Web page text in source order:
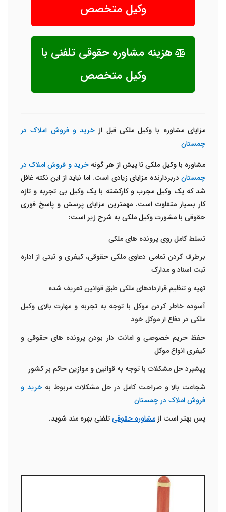
وکیل متخصص
هزینه مشاوره حقوقی تلفنی با
وکیل متخصص
مزایای مشاوره با وکیل ملکی قبل از خرید و فروش املاک در
چمستان
مشاوره با وکیل ملکی تا پیش از هر گونهخرید و فروش املاک در
چمستان دربردارنده مزایای زیادی است. اما نباید از این نکته غافل
شد که یک وکیل مجرب و کارکشته با یک وکیل بی تجربه و تازه
کار بسیار متفاوت است. مهمترین مزایای پرسش و پاسخ فوری
حقوقی با مشورت وکیل ملکی به شرح زیر است:
تسلط کامل روی پرونده های ملکی
برطرف کردن تمامی دعاوی ملکی حقوقی، کیفری و ثبتی از اداره
ثبت اسناد و مدارک
تهیه و تنظیم قراردادهای ملکی طبق قوانین تعریف شده
آسوده خاطر کردن موکل با توجه به تجربه و مهارت بالای وکیل
ملکی در دفاع از موکل خود
حفظ حریم خصوصی و امانت دار بودن پرونده های حقوقی و
کیفری انواع موکل
پیشبرد حل مشکلات با توجه به قوانین و موازین حاکم بر کشور
شجاعت بالا و صراحت کامل در حل مشکلات مربوط بهخرید و
فروش املاک در چمستان
پس بهتر است از مشاوره حقوقیتلفنی بهره مند شوید.